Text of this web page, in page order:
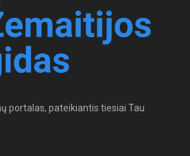
portalas, pateikiantis tiesiai Tau